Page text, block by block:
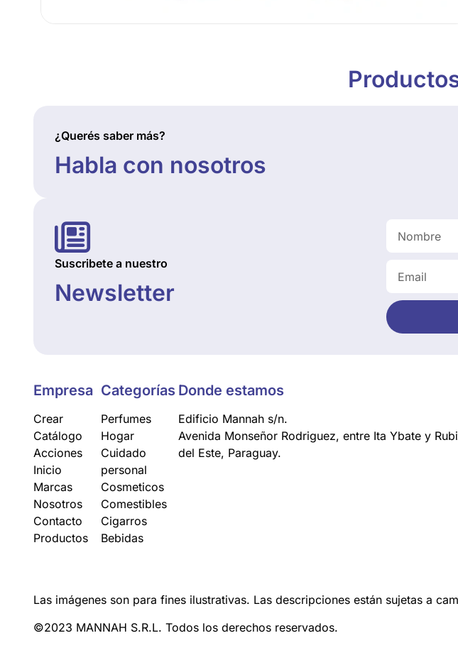
¿Querés saber más?
Habla con nosotros
Suscribete a nuestro
Newsletter
Empresa
Crear
Catálogo
Acciones
Inicio
Marcas
Nosotros
Contacto
Productos
Categorías
Perfumes
Hogar
Cuidado
personal
Cosmeticos
Comestibles
Cigarros
Bebidas
Donde estamos
Edificio Mannah s/n.
Avenida Monseñor Rodriguez, entre Ita Ybate y
del Este, Paraguay.
Las imágenes son para fines ilustrativas. Las descripciones están sujetas a
©2023 MANNAH S.R.L. Todos los derechos reservados.